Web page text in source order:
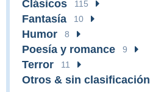
Clásicos 115
Fantasía 10
Humor 8
Poesía y romance 9
Terror 11
Otros & sin clasificación